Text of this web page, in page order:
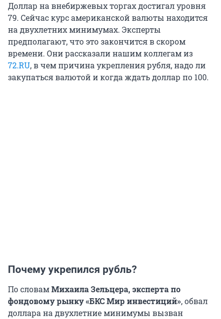
Доллар на внебиржевых торгах достигал уровня
79. Сейчас курс американской валюты находится
на двухлетних минимумах. Эксперты
предполагают, что это закончится в скором
времени. Они рассказали нашим коллегам из
72.RU, в чем причина укрепления рубля, надо ли
закупаться валютой и когда ждать доллар по 100.
Почему укрепился рубль?
По словамМихаила Зельцера, эксперта по
фондовому рынку «БКС Мир инвестиций», обвал
доллара на двухлетние минимумы вызван